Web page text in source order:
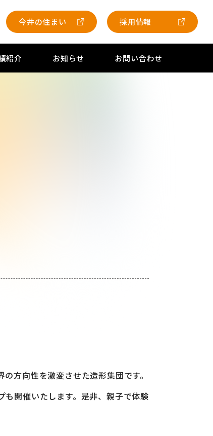
今井の住まい 採用情報
紹介 お知らせ お問い合わせ
方向性を激変させた造形集団です。
開催いたします。是非、親子で体験